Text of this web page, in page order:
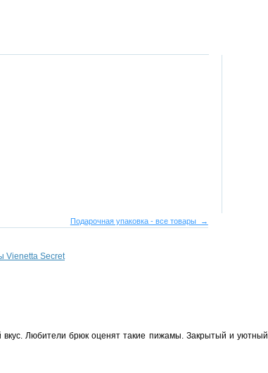
Подарочная упаковка - все товары →
Vienetta Secret
Любители брюк оценят такие пижамы. Закрытый и уютный